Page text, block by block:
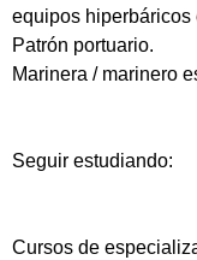
equipos hiperbáricos
Patrón portuario.
Marinera / marinero
Seguir estudiando:
Cursos de